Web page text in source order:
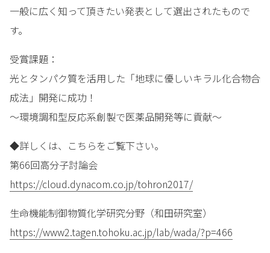
一般に広く知って頂きたい発表として選出されたもので
す。
受賞課題：
光とタンパク質を活用した「地球に優しいキラル化合物合
成法」開発に成功！
～環境調和型反応系創製で医薬品開発等に貢献～
◆詳しくは、こちらをご覧下さい。
第66回高分子討論会
https://cloud.dynacom.co.jp/tohron2017/
生命機能制御物質化学研究分野（和田研究室）
https://www2.tagen.tohoku.ac.jp/lab/wada/?p=466